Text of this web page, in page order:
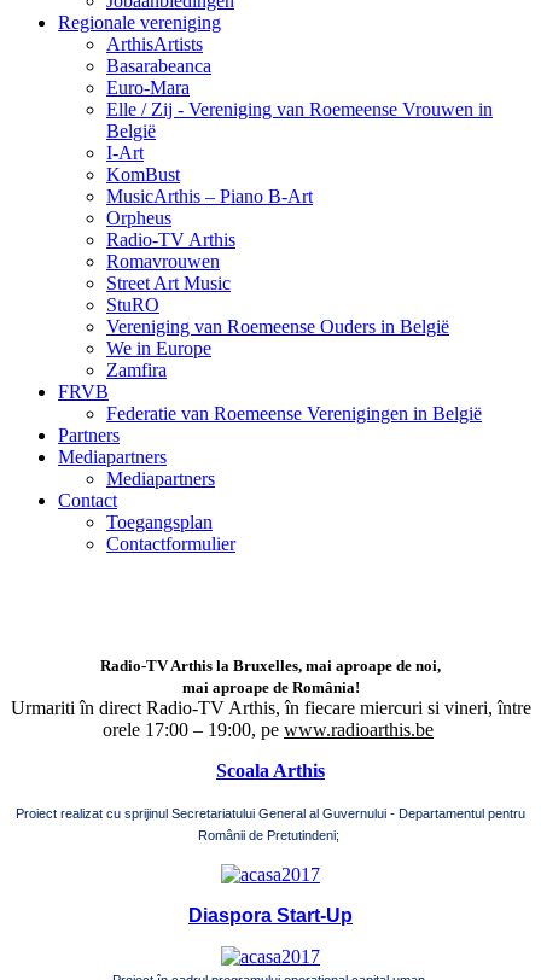
Regionale vereniging
ArthisArtists
Basarabeanca
Euro-Mara
Elle / Zij - Vereniging van Roemeense Vrouwen in
België
I-Art
KomBust
MusicArthis – Piano B-Art
Orpheus
Radio-TV Arthis
Romavrouwen
Street Art Music
StuRO
Vereniging van Roemeense Ouders in België
We in Europe
Zamfira
FRVB
Federatie van Roemeense Verenigingen in België
Partners
Mediapartners
Mediapartners
Contact
Toegangsplan
Contactformulier
Radio-TV Arthis la Bruxelles, mai aproape de noi,
mai aproape de România!
Urmariti în direct Radio-TV Arthis, în fiecare miercuri si vineri, între
orele 17:00 – 19:00, pe www.radioarthis.be
Scoala Arthis
Proiect realizat cu sprijinul Secretariatului General al Guvernului - Departamentul pentru
Românii de Pretutindeni;
Diaspora Start-Up